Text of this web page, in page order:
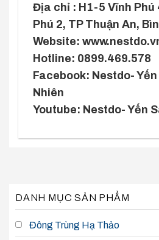
Địa chỉ : H1-5 Vĩnh Phú
Phú 2, TP Thuận An,
Website:
Hotline: 0899.469.578
Facebook: Nestdo-
Nhiên
Youtube: Nestdo- Yến
DANH MỤC SẢN PHẨM
Đông Trùng Hạ Thảo